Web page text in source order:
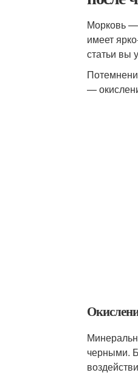
Морковь —
имеет
статьи вы
—
черными.